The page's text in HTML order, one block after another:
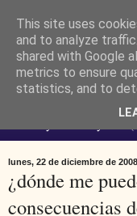
Ferendus
personal
lunes, 22 de diciembre de 2008
¿dónde me
consecuencias
This site uses
and to analyze
shared with Google
metrics to ensure
statistics, and to